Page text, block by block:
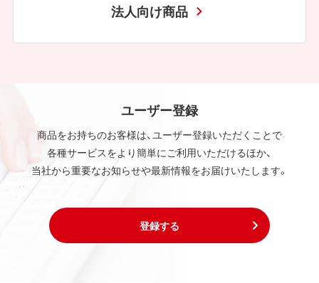
法人向け商品
ユーザー登録
商品をお持ちのお客様は、ユーザー登録いただくことで
各種サービスをより簡単にご利用いただけるほか、
当社から重要なお知らせや最新情報をお届けいたします。
登録する